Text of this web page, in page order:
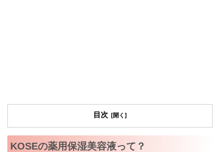
目次
KOSEの薬用保湿美容液って？